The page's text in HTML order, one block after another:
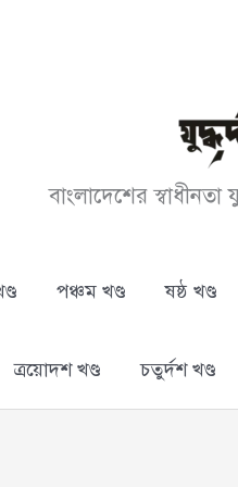
বাংলাদেশের
পঞ্চম খণ্ড ষষ্ঠ খণ্ড
ত্রয়োদশ খণ্ড চতুর্দশ খণ্ড